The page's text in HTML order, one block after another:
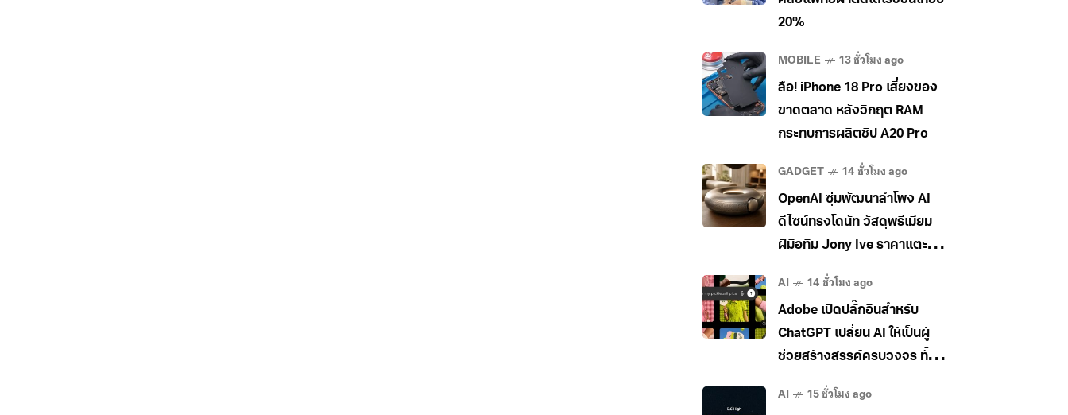
20%
MOBILE 13 ชั่วโมง ago
ลือ! iPhone 18 Pro เสี่ยงของ
ขาดตลาด หลังวิกฤต RAM
กระทบการผลิตชิป A20 Pro
GADGET 14 ชั่วโมง ago
OpenAI ซุ่มพัฒนาลำโพง AI
ดีไซน์ทรงโดนัท วัสดุพรีเมียม
ฝีมือทีม Jony Ive ราคาแตะ
AI 14 ชั่วโมง ago
Adobe เปิดปลั๊กอินสำหรับ
ChatGPT เปลี่ยน AI ให้เป็นผู้
ช่วยสร้างสรรค์ครบวงจร ทั้ง
AI 15 ชั่วโมง ago